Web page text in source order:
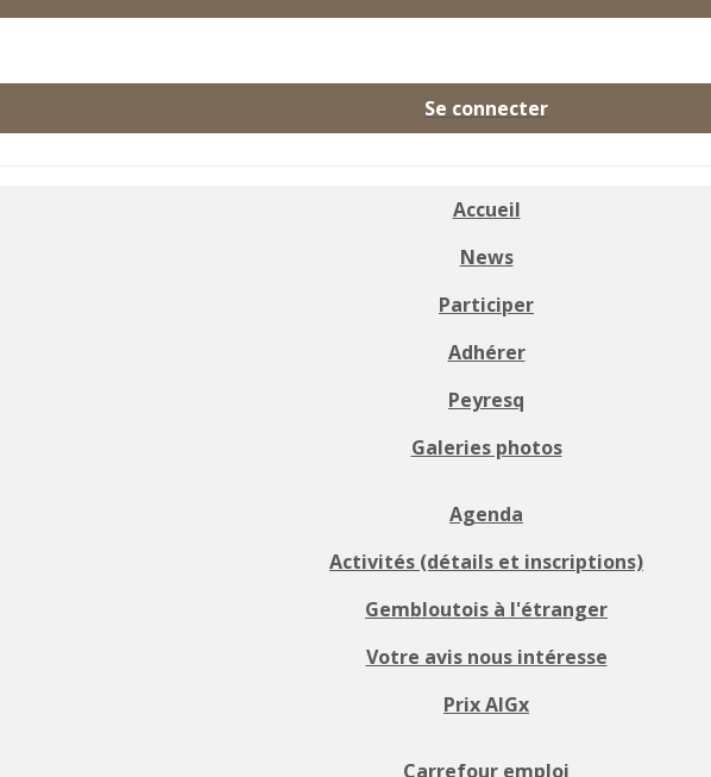
Se connecter
Accueil
News
Participer
Adhérer
Peyresq
Galeries photos
Agenda
Activités (détails et inscriptions)
Gembloutois à l'étranger
Votre avis nous intéresse
Prix AIGx
Carrefour emploi